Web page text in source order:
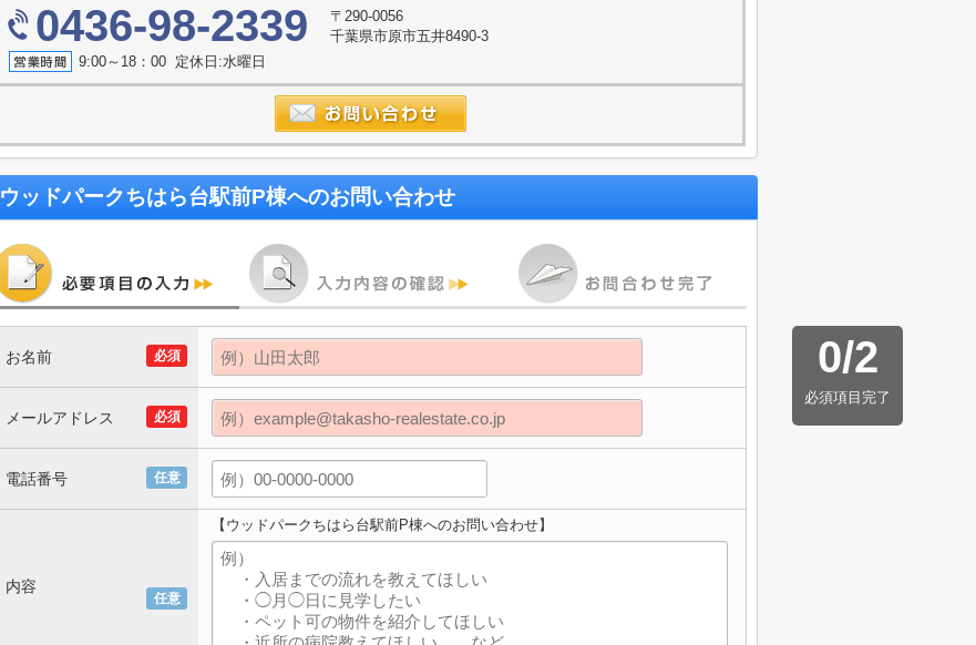
0436-98-2339
〒290-0056
千葉県市原市五井8490-3
9:00～18：00 定休日:水曜日
ウッドパークちはら台駅前P棟へのお問い合わせ
0/2
必須項目完了
必須
お名前
必須
メールアドレス
任意
電話番号
任意
内容
【ウッドパークちはら台駅前P棟へのお問い合わせ】